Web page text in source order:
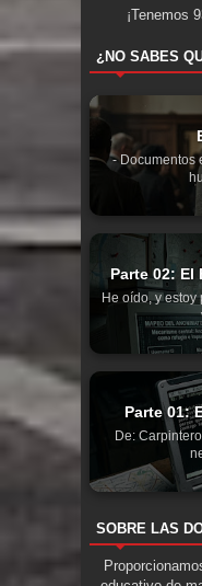
¡Tenemos
¿NO SABES
- Documentos
Parte 02: El
He oído, y estoy
Parte 01:
De:
SOBRE LAS